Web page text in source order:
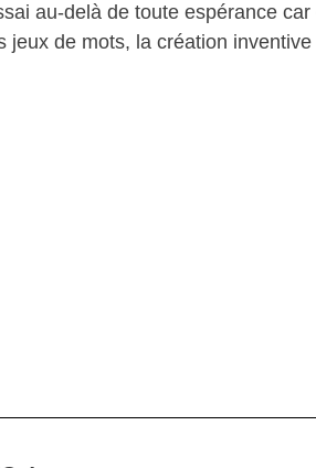
au-delà de toute espérance
jeux de mots, la création